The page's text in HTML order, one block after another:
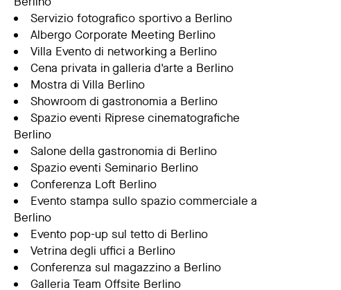
Servizio fotografico sportivo a Berlino
Albergo Corporate Meeting Berlino
Villa Evento di networking a Berlino
Cena privata in galleria d'arte a Berlino
Mostra di Villa Berlino
Showroom di gastronomia a Berlino
Spazio eventi Riprese cinematografiche
Berlino
Salone della gastronomia di Berlino
Spazio eventi Seminario Berlino
Conferenza Loft Berlino
Evento stampa sullo spazio commerciale a
Berlino
Evento pop-up sul tetto di Berlino
Vetrina degli uffici a Berlino
Conferenza sul magazzino a Berlino
Galleria Team Offsite Berlino